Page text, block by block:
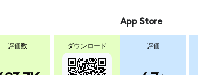
評価数 ダウンロード
App Store
評価